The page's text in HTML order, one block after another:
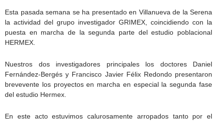
Esta pasada semana se ha presentado en Villanueva de la Serena
la actividad del grupo investigador GRIMEX, coincidiendo con la
puesta en marcha de la segunda parte del estudio poblacional
HERMEX.
Nuestros dos investigadores principales los doctores Daniel
Fernández-Bergés y Francisco Javier Félix Redondo presentaron
brevevente los proyectos en marcha en especial la segunda fase
del estudio Hermex.
En este acto estuvimos calurosamente arropados tanto por el